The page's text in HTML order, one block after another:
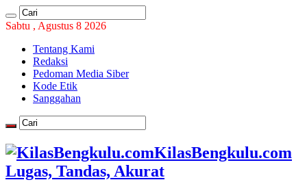
Sabtu , Agustus 8 2026
Tentang Kami
Redaksi
Pedoman Media Siber
Kode Etik
Sanggahan
KilasBengkulu.com
Lugas, Tandas, Akurat